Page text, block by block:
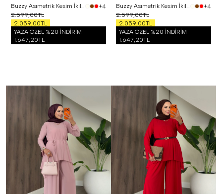
Buzzy Asımetrik Kesim İkili Takım Mor
+4
2.599,00TL
2.059,00TL
YAZA ÖZEL %20 İNDİRİM
1.647,20TL
Buzzy Asımetrik Kesim İkili Takım Mint
+4
2.599,00TL
2.059,00TL
YAZA ÖZEL %20 İNDİRİM
1.647,20TL